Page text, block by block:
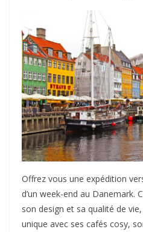
Offrez vous une expédition
d’un week-end au Danemark.
son design et sa qualité de
unique avec ses cafés cosy,